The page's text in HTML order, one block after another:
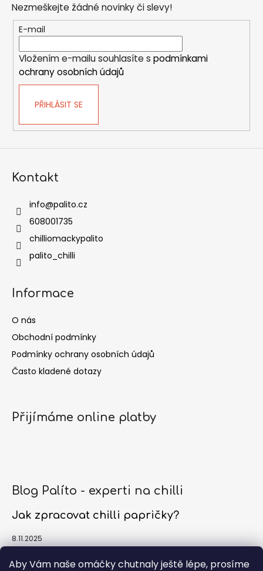
Aby Vám naše omáčky chutnaly ještě lépe, prosíme
Nezmeškejte žádné novinky či slevy!
E-mail
Vložením e-mailu souhlasíte s podmínkami
ochrany osobních údajů
PŘIHLÁSIT SE
Kontakt
info@palito.cz
608001735
chilliomackypalito
palito_chilli
Informace
O nás
Obchodní podmínky
Podmínky ochrany osobních údajů
Často kladené dotazy
Přijímáme online platby
Blog Palíto - experti na chilli
Jak zpracovat chilli papričky?
8.11.2025